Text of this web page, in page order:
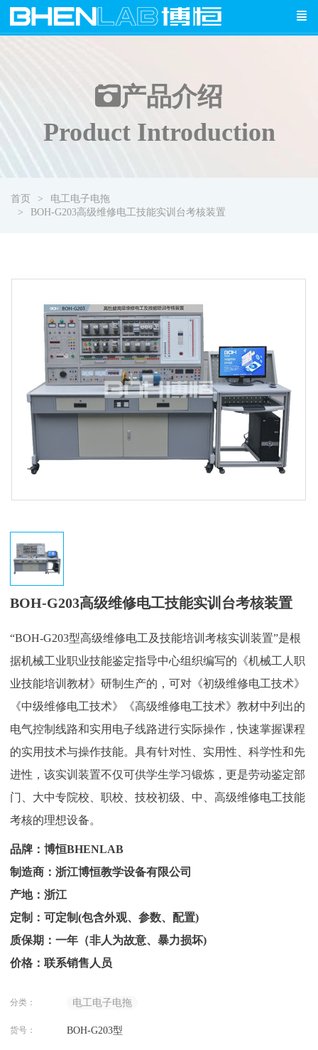
产品介绍
Product Introduction
首页
电工电子电拖
BOH-G203高级维修电工技能实训台考核装置
BOH-G203高级维修电工技能实训台考核装置
“BOH-G203型高级维修电工及技能培训考核实训装置”是根
据机械工业职业技能鉴定指导中心组织编写的《机械工人职
业技能培训教材》研制生产的，可对《初级维修电工技术》
《中级维修电工技术》《高级维修电工技术》教材中列出的
电气控制线路和实用电子线路进行实际操作，快速掌握课程
的实用技术与操作技能。具有针对性、实用性、科学性和先
进性，该实训装置不仅可供学生学习锻炼，更是劳动鉴定部
门、大中专院校、职校、技校初级、中、高级维修电工技能
考核的理想设备。
品牌：博恒BHENLAB
制造商：浙江博恒教学设备有限公司
产地：浙江
定制：可定制(包含外观、参数、配置)
质保期：一年（非人为故意、暴力损坏)
价格：联系销售人员
分类： 电工电子电拖
货号： BOH-G203型